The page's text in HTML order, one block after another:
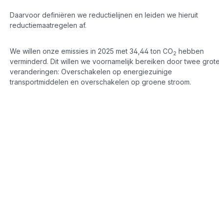
Daarvoor definiëren we reductielijnen en leiden we hieruit
reductiemaatregelen af.
We willen onze emissies in 2025 met 34,44 ton CO2 hebben
verminderd. Dit willen we voornamelijk bereiken door twee
veranderingen: Overschakelen op energiezuinige
transportmiddelen en overschakelen op groene stroom.